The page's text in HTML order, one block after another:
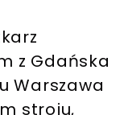
z Gdańska
Warszawa
stroju,